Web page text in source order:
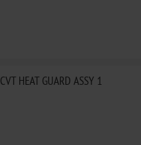
CVT HEAT GUARD ASSY 1